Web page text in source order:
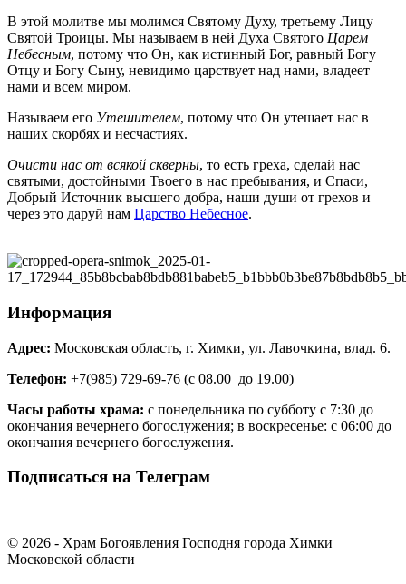
В этой молитве мы молимся Святому Духу, третьему Лицу
Святой Троицы. Мы называем в ней Духа Святого Царем
Небесным, потому что Он, как истинный Бог, равный Богу
Отцу и Богу Сыну, невидимо царствует над нами, владеет
нами и всем миром.
Называем его Утешителем, потому что Он утешает нас в
наших скорбях и несчастиях.
Очисти нас от всякой скверны, то есть греха, сделай нас
святыми, достойными Твоего в нас пребывания, и Спаси,
Добрый Источник высшего добра, наши души от грехов и
через это даруй нам Царство Небесное.
Информация
Адрес: Московская область, г. Химки, ул. Лавочкина, влад. 6.
Телефон: +7(985) 729-69-76 (с 08.00 до 19.00)
Часы работы храма: с понедельника по субботу с 7:30 до
окончания вечернего богослужения; в воскресенье: с 06:00 до
окончания вечернего богослужения.
Подписаться на Телеграм
© 2026 - Храм Богоявления Господня города Химки
Московской области